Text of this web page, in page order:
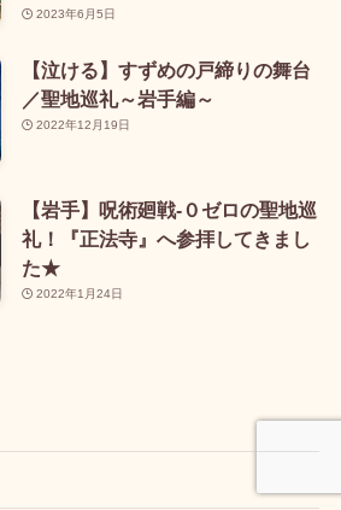
2023年6月5日
【泣ける】すずめの戸締りの舞台
／聖地巡礼～岩手編～
2022年12月19日
【岩手】呪術廻戦-０ゼロの聖地巡
礼！『正法寺』へ参拝してきまし
た★
2022年1月24日